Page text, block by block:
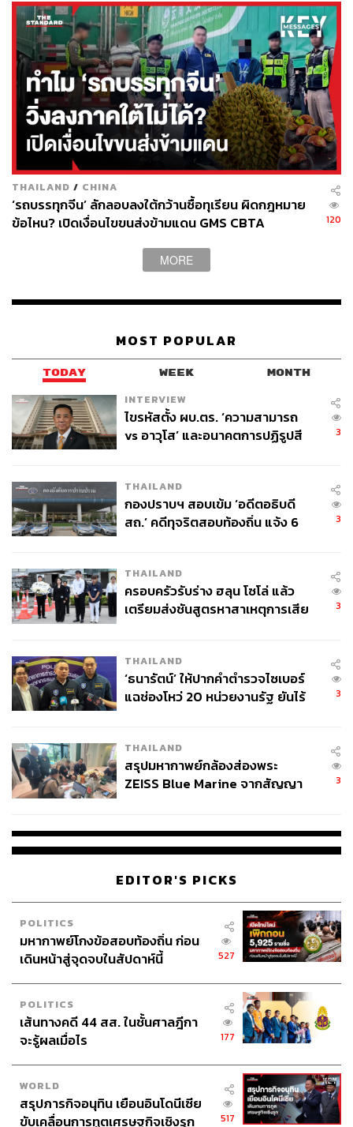
THAILAND / CHINA
‘รถบรรทุกจีน’ ลักลอบลงใต้กว้านซื้อทุเรียน ผิดกฎหมาย
ข้อไหน? เปิดเงื่อนไขขนส่งข้ามแดน GMS CBTA
120
MORE
MOST POPULAR
TODAY WEEK MONTH
INTERVIEW
ไขรหัสตั้ง ผบ.ตร. ‘ความสามารถ
vs อาวุโส’ และอนาคตการปฏิรูปสี
3
THAILAND
กองปราบฯ สอบเข้ม ‘อดีตอธิบดี
สถ.’ คดีทุจริตสอบท้องถิ่น แจ้ง 6
3
THAILAND
ครอบครัวรับร่าง ฮลุน โซโล่ แล้ว
เตรียมส่งชันสูตรหาสาเหตุการเสีย
3
THAILAND
‘ธนารัตน์’ ให้ปากคำตำรวจไซเบอร์
แฉช่องโหว่ 20 หน่วยงานรัฐ ยันไร้
3
THAILAND
สรุปมหากาพย์กล้องส่องพระ
ZEISS Blue Marine จากสัญญา
จ่ายหนี้-แอบระบุแบรนด์
3
EDITOR'S PICKS
POLITICS
มหากาพย์โกงข้อสอบท้องถิ่น ก่อน
เดินหน้าสู่จุดจบในสัปดาห์นี้
527
POLITICS
เส้นทางคดี 44 สส. ในชั้นศาลฎีกา
จะรู้ผลเมื่อไร
177
WORLD
สรุปภารกิจอนุทิน เยือนอินโดนีเซีย
ขับเคลื่อนการทูตเศรษฐกิจเชิงรุก
517